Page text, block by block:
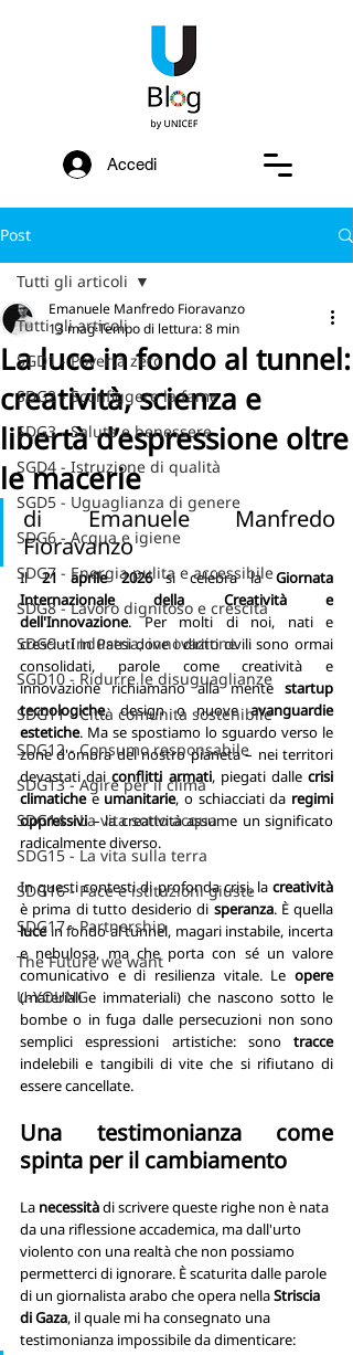
Accedi
Post
Tutti gli articoli
SGD1 - Povertà zero
SDG2 - Sconfiggere la fame
SDG3 - Salute e benessere
SGD4 - Istruzione di qualità
SGD5 - Uguaglianza di genere
SDG6 - Acqua e igiene
SDG7 - Energia pulita e accessibile
SDG8 - Lavoro dignitoso e crescita
SDG9 - Industria, innovazione
SGD10 - Ridurre le disuguaglianze
SDG11 - Città comunità sostenibile
SDG12 - Consumo responsabile
SDG13 - Agire per il clima
SDG14 - La vita sotto acqua
SDG15 - La vita sulla terra
SDG16 - Pace e istituzioni giuste
SDG17 - Partnership
The Future we want
U-YOUNG
Tutti gli articoli
La luce in fondo al tunnel:
creatività, scienza e
libertà d’espressione oltre
le macerie
Emanuele Manfredo Fioravanzo
13 magTempo di lettura: 8 min
di Emanuele Manfredo
Fioravanzo
Il 21 aprile 2026 si celebra la Giornata
Internazionale della Creatività e
dell'Innovazione. Per molti di noi, nati e
cresciuti in Paesi dove i diritti civili sono ormai
consolidati, parole come creatività e
innovazione richiamano alla mente startup
tecnologiche, design o nuove avanguardie
estetiche. Ma se spostiamo lo sguardo verso le
zone d'ombra del nostro pianeta – nei territori
devastati dai conflitti armati, piegati dalle crisi
climatiche e umanitarie, o schiacciati da regimi
oppressivi – la creatività assume un significato
radicalmente diverso.
In questi contesti di profonda crisi, la creatività
è prima di tutto desiderio di speranza
luce in fondo al tunnel, magari instabile, incerta
e nebulosa, ma che porta con sé un valore
comunicativo e di resilienza vitale. Le opere
(materiali e immateriali) che nascono sotto le
bombe o in fuga dalle persecuzioni non sono
semplici espressioni artistiche: sono tracce
indelebili e tangibili di vite che si rifiutano di
essere cancellate.
Una testimonianza come
spinta per il cambiamento
La necessità di scrivere queste righe non è nata
da una riflessione accademica, ma dall'urto
violento con una realtà che non possiamo
permetterci di ignorare. È scaturita dalle parole
di un giornalista arabo che opera nella Striscia
di Gaza, il quale mi ha consegnato una
testimonianza impossibile da dimenticare: